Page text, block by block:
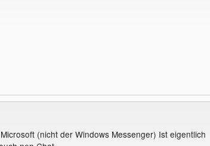
(nicht der Windows Messenger) Ist eigentlich